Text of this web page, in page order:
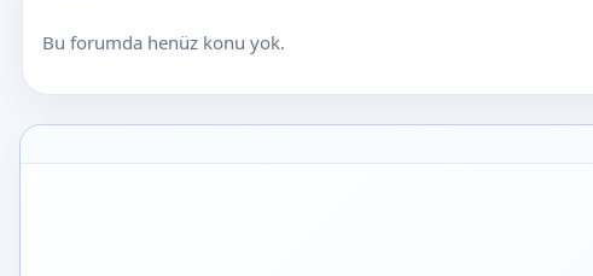
Bu forumda henüz konu yok.